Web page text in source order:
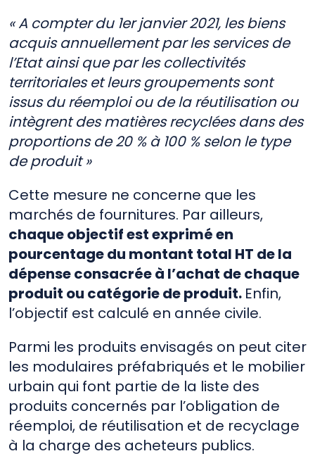
« A compter du 1er janvier 2021, les biens
acquis annuellement par les services de
l’Etat ainsi que par les collectivités
territoriales et leurs groupements sont
issus du réemploi ou de la réutilisation ou
intègrent des matières recyclées dans des
proportions de 20 % à 100 % selon le type
de produit »
Cette mesure ne concerne que les
marchés de fournitures. Par ailleurs,
chaque objectif est exprimé en
pourcentage du montant total HT de la
dépense consacrée à l’achat de chaque
produit ou catégorie de produit. Enfin,
l’objectif est calculé en année civile.
Parmi les produits envisagés on peut citer
les modulaires préfabriqués et le mobilier
urbain qui font partie de la liste des
produits concernés par l’obligation de
réemploi, de réutilisation et de recyclage
à la charge des acheteurs publics.